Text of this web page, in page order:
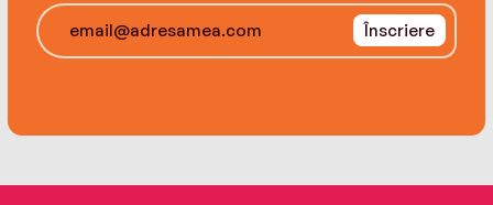
Înscriere